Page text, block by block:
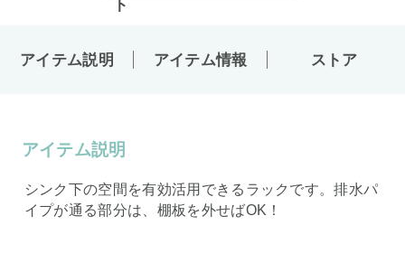
アイテム説明 アイテム情報 ストア
アイテム説明
シンク下の空間を有効活用できるラックです。排水パ
イプが通る部分は、棚板を外せばOK！